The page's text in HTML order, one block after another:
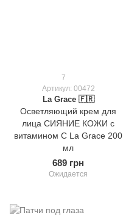
7
Артикул: 00472
La Grace 🇫🇷
Осветляющий крем для
лица СИЯНИЕ КОЖИ с
витамином C La Grace 200
мл
689 грн
Ожидается